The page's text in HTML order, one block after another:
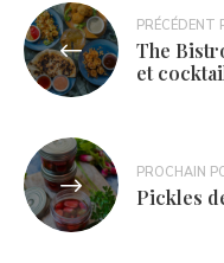
Navigation
de
l’article
PRÉCÉDENT
The
et
PROCHAIN
Pickles